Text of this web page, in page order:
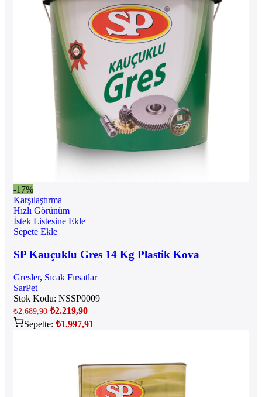
-17%
Karşılaştırma
Hızlı Görünüm
İstek Listesine Ekle
Sepete Ekle
SP Kauçuklu Gres 14 Kg Plastik Kova
Gresler, Sıcak Fırsatlar
SarPet
Stok Kodu: NSSP0009
₺2.689,90 ₺2.219,90
Sepette: ₺1.997,91